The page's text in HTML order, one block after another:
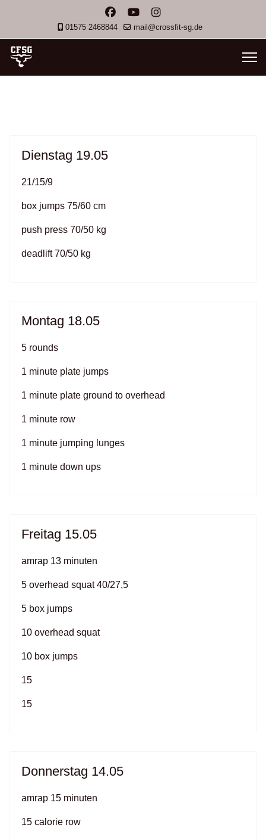
01575 2468844 mail@crossfit-sg.de
Dienstag 19.05
21/15/9
box jumps 75/60 cm
push press 70/50 kg
deadlift 70/50 kg
Montag 18.05
5 rounds
1 minute plate jumps
1 minute plate ground to overhead
1 minute row
1 minute jumping lunges
1 minute down ups
Freitag 15.05
amrap 13 minuten
5 overhead squat 40/27,5
5 box jumps
10 overhead squat
10 box jumps
15
15
Donnerstag 14.05
amrap 15 minuten
15 calorie row